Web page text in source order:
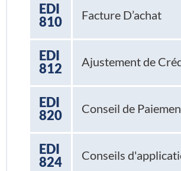
EDI
810
Facture D’achat
EDI
812
Ajustement de
EDI
820
Conseil de
EDI
824
Conseils